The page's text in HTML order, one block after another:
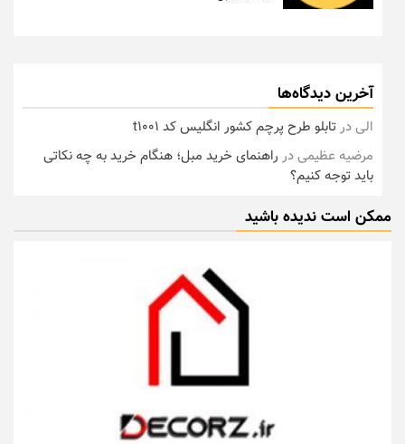
آخرین دیدگاه‌ها
الیدرتابلو طرح پرچم کشور انگلیس کد t1001
مرضیه عظیمیدر راهنمای خرید مبل؛ هنگام خرید به چه نکاتی
باید توجه کنیم؟
ممکن است ندیده باشید